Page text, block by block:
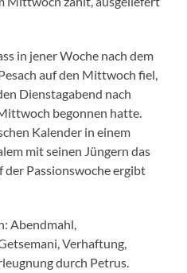
in jener Woche nach dem
auf den Mittwoch fiel,
Dienstagabend nach
begonnen hatte.
Kalender in einem
mit seinen Jüngern das
der Passionswoche ergibt
Abendmahl,
Verhaftung,
durch Petrus.